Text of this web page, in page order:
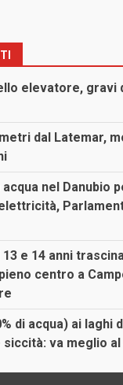
elevatore, gravi
dal Latemar,
nel Danubio
13 e 14 anni
centro a
di acqua) ai laghi
va meglio al